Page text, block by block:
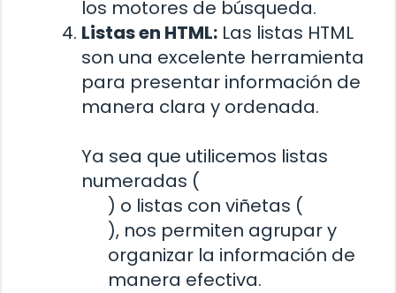
los motores de búsqueda.
Listas en HTML: Las listas HTML
son una excelente herramienta
para presentar información de
manera clara y ordenada.
Ya sea que utilicemos listas
numeradas (
) o listas con viñetas (
), nos permiten agrupar y
organizar la información de
manera efectiva.